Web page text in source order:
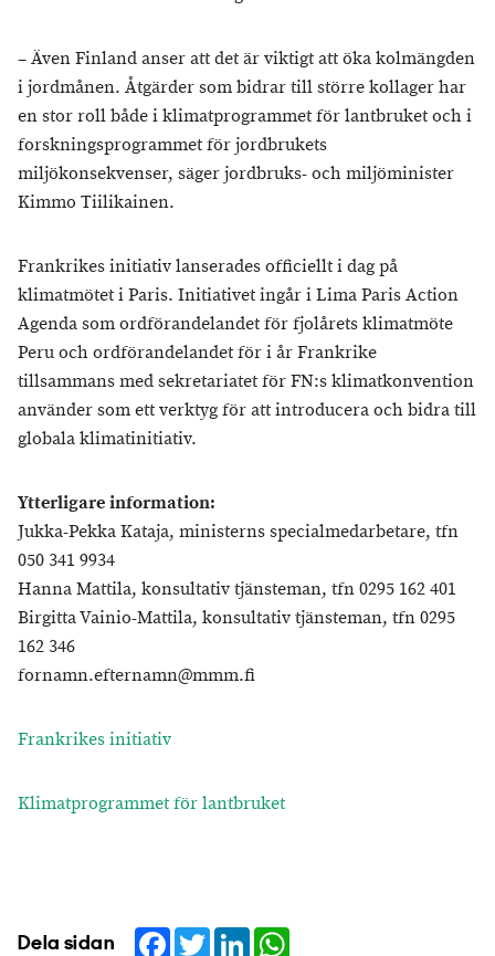
– Även Finland anser att det är viktigt att öka kolmängden
i jordmånen. Åtgärder som bidrar till större kollager har
en stor roll både i klimatprogrammet för lantbruket och i
forskningsprogrammet för jordbrukets
miljökonsekvenser, säger jordbruks- och miljöminister
Kimmo Tiilikainen.
Frankrikes initiativ lanserades officiellt i dag på
klimatmötet i Paris. Initiativet ingår i Lima Paris Action
Agenda som ordförandelandet för fjolårets klimatmöte
Peru och ordförandelandet för i år Frankrike
tillsammans med sekretariatet för FN:s klimatkonvention
använder som ett verktyg för att introducera och bidra till
globala klimatinitiativ.
Ytterligare information:
Jukka-Pekka Kataja, ministerns specialmedarbetare, tfn
050 341 9934
Hanna Mattila, konsultativ tjänsteman, tfn 0295 162 401
Birgitta Vainio-Mattila, konsultativ tjänsteman, tfn 0295
162 346
fornamn.efternamn@mmm.fi
Frankrikes initiativ
Klimatprogrammet för lantbruket
Dela sidan Facebook
TwitterLinkedIn